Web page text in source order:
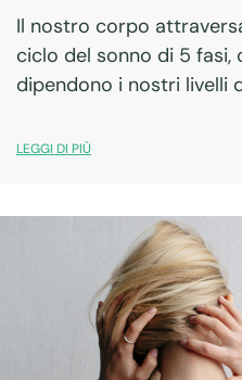
Il nostro corpo
ciclo del sonno di 5 fasi,
dipendono i nostri livelli
insieme quali sono!
LEGGI DI PIÙ